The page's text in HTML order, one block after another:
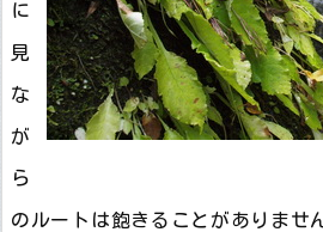
に
見
な
が
ら
のルートは飽きることがありませ